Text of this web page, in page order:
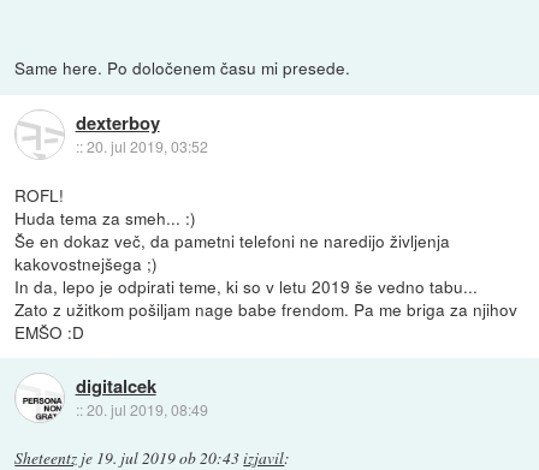
Same here. Po določenem času mi presede.
dexterboy
::20. jul 2019, 03:52
ROFL!
Huda tema za smeh... :)
Še en dokaz več, da pametni telefoni ne naredijo življenja
kakovostnejšega ;)
In da, lepo je odpirati teme, ki so v letu 2019 še vedno tabu...
Zato z užitkom pošiljam nage babe frendom. Pa me briga za njihov
EMŠO :D
digitalcek
::20. jul 2019, 08:49
Sheteentz je 19. jul 2019 ob 20:43izjavil: